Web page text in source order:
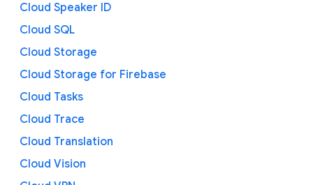
Cloud Speaker ID
Cloud SQL
Cloud Storage
Cloud Storage for Firebase
Cloud Tasks
Cloud Trace
Cloud Translation
Cloud Vision